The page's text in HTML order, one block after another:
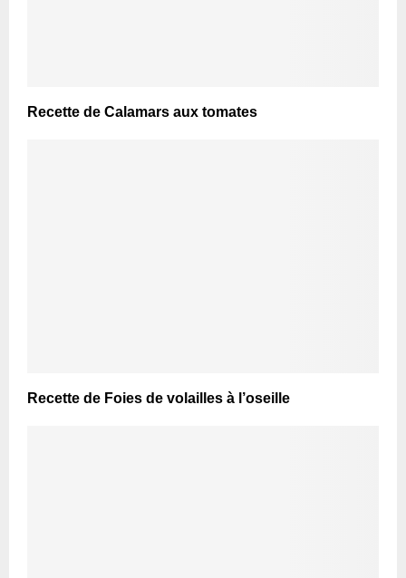
Recette de Calamars aux tomates
Recette de Foies de volailles à l’oseille